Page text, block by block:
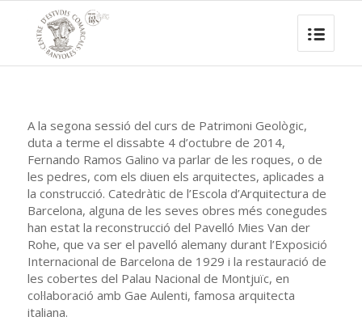
A la segona sessió del curs de Patrimoni Geològic,
duta a terme el dissabte 4 d’octubre de 2014,
Fernando Ramos Galino va parlar de les roques, o de
les pedres, com els diuen els arquitectes, aplicades a
la construcció. Catedràtic de l’Escola d’Arquitectura de
Barcelona, alguna de les seves obres més conegudes
han estat la reconstrucció del Pavelló Mies Van der
Rohe, que va ser el pavelló alemany durant l’Exposició
Internacional de Barcelona de 1929 i la restauració de
les cobertes del Palau Nacional de Montjuïc, en
col·laboració amb Gae Aulenti, famosa arquitecta
italiana.